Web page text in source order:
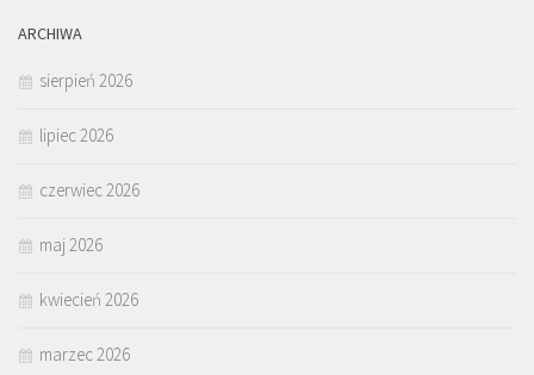
ARCHIWA
sierpień 2026
lipiec 2026
czerwiec 2026
maj 2026
kwiecień 2026
marzec 2026